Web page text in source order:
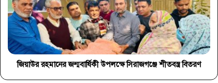
জিয়াউর রহমানের জন্মবার্ষিকী উপলক্ষে সিরাজগঞ্জে শীতবস্ত্র বিতরণ